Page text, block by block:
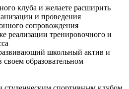
клуба и желаете расширить
и проведения
сопровождения
реализации тренировочного и
школьный актив и
образовательном